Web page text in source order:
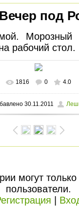
под
Морозный
рабочий стол.
В реальном размере
1600x1169/ 113.5Kb
1816 0 4.0
30.11.2011
могут
пользователи.